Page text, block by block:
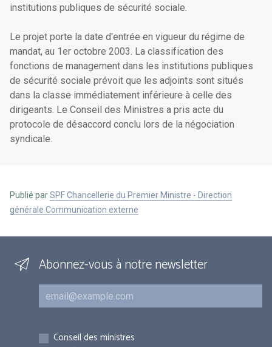
institutions publiques de sécurité sociale.
Le projet porte la date d'entrée en vigueur du régime de
mandat, au 1er octobre 2003. La classification des
fonctions de management dans les institutions publiques
de sécurité sociale prévoit que les adjoints sont situés
dans la classe immédiatement inférieure à celle des
dirigeants. Le Conseil des Ministres a pris acte du
protocole de désaccord conclu lors de la négociation
syndicale.
Publié parSPF Chancellerie du Premier Ministre - Direction
générale Communication externe
Abonnez-vous à notre newsletter
Courriel
Inscriptions
Conseil des ministres